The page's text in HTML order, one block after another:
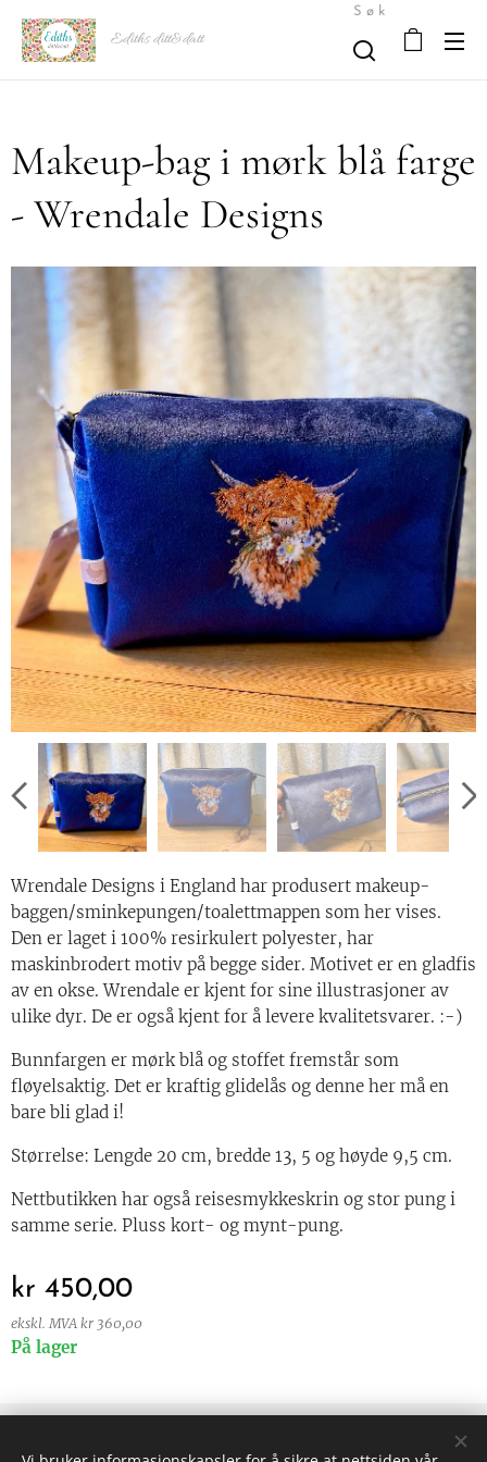
Ediths ditt&datt
Søk
Makeup-bag i mørk blå farge
- Wrendale Designs
Wrendale Designs i England har produsert makeup-
baggen/sminkepungen/toalettmappen som her vises.
Den er laget i 100% resirkulert polyester, har
maskinbrodert motiv på begge sider. Motivet er en gladfis
av en okse. Wrendale er kjent for sine illustrasjoner av
ulike dyr. De er også kjent for å levere kvalitetsvarer. :-)
Bunnfargen er mørk blå og stoffet fremstår som
fløyelsaktig. Det er kraftig glidelås og denne her må en
bare bli glad i!
Størrelse: Lengde 20 cm, bredde 13, 5 og høyde 9,5 cm.
Nettbutikken har også reisesmykkeskrin og stor pung i
samme serie. Pluss kort- og mynt-pung.
kr 450,00
ekskl. MVA kr 360,00
På lager